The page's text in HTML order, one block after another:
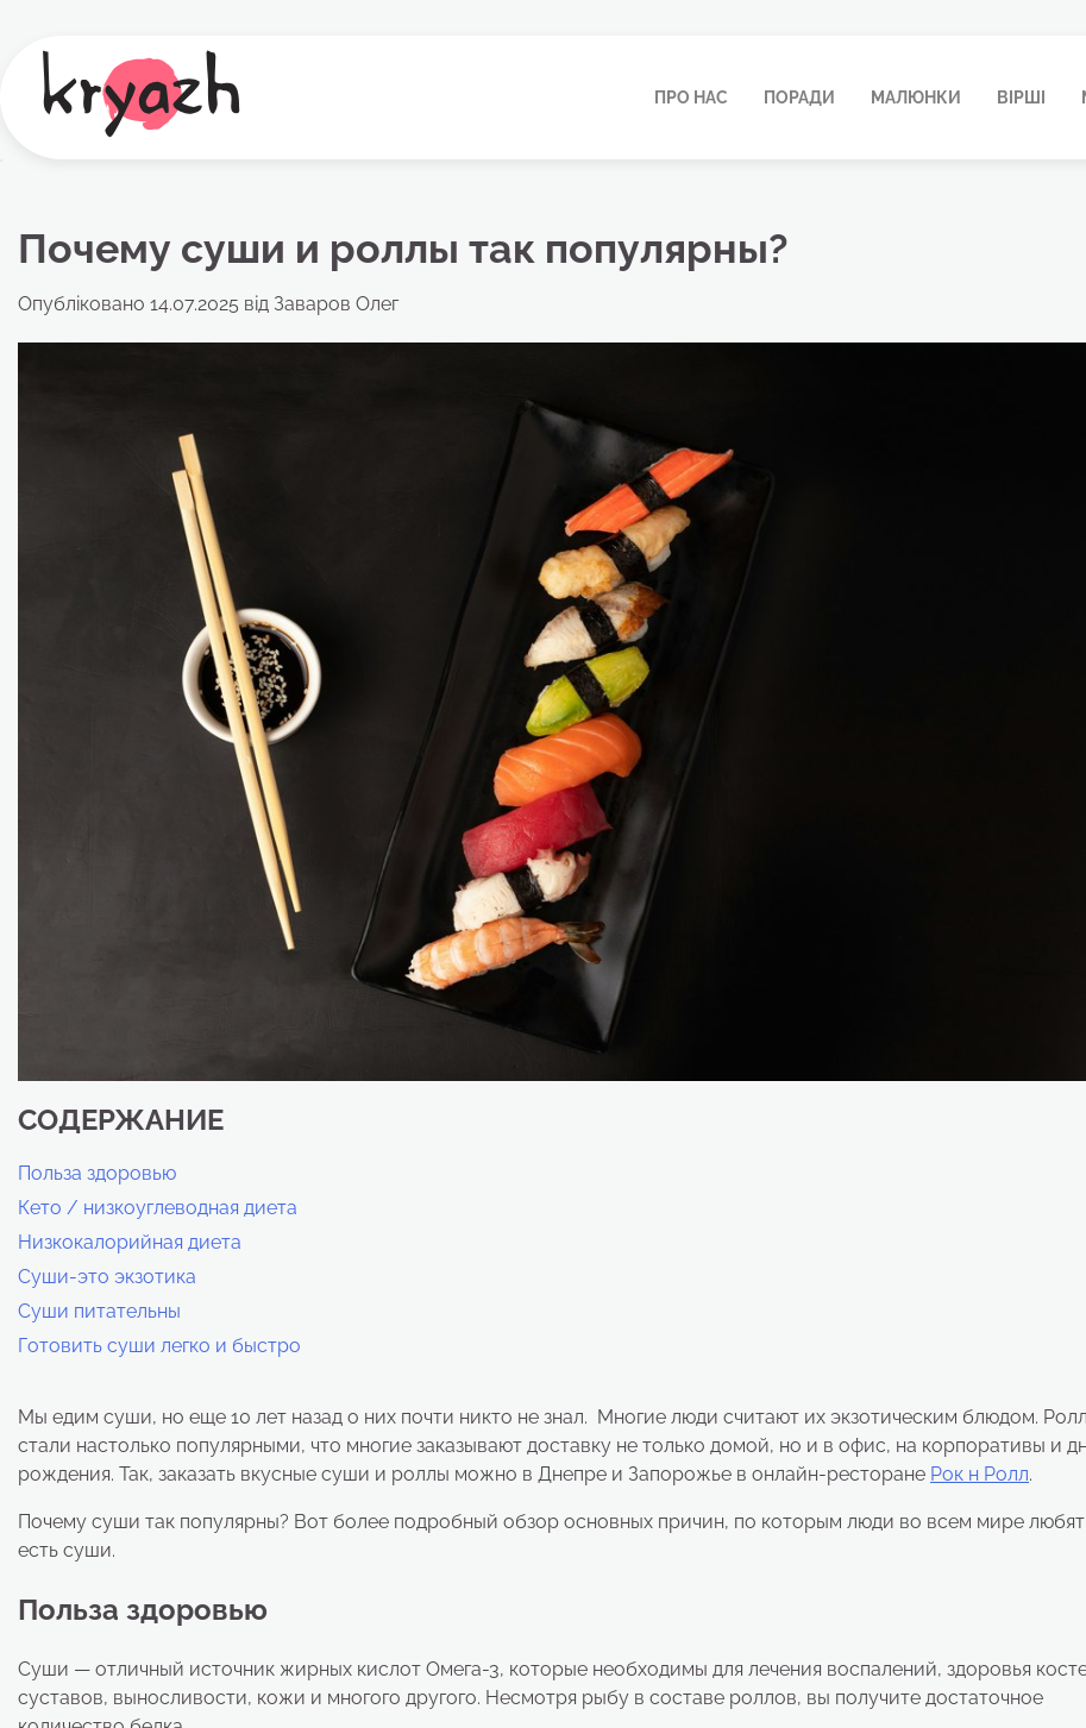
вмісту
ПРО НАС ПОРАДИ МАЛЮНКИ ВІРШІ
Почему суши и роллы так популярны?
Опубліковано 14.07.2025 від Заваров Олег
СОДЕРЖАНИЕ
Польза здоровью
Кето / низкоуглеводная диета
Низкокалорийная диета
Суши-это экзотика
Суши питательны
Готовить суши легко и быстро
Мы едим суши, но еще 10 лет назад о них почти никто не знал. Многие люди считают их экзотическим блюдом.
стали настолько популярными, что многие заказывают доставку не только домой, но и в офис, на корпоративы и
рождения. Так, заказать вкусные суши и роллы можно в Днепре и Запорожье в онлайн-ресторане Рок н Ролл.
Почему суши так популярны? Вот более подробный обзор основных причин, по которым люди во всем мире любят
есть суши.
Польза здоровью
Суши — отличный источник жирных кислот Омега-3, которые необходимы для лечения воспалений, здоровья
суставов, выносливости, кожи и многого другого. Несмотря рыбу в составе роллов, вы получите достаточное